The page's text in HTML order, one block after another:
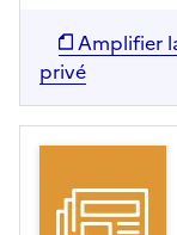
Amplifier
privé